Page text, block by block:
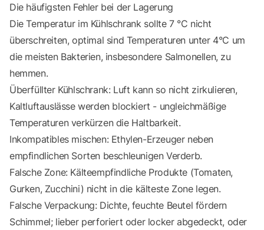
Die häufigsten Fehler bei der Lagerung
Die Temperatur im Kühlschrank sollte 7 °C nicht
überschreiten, optimal sind Temperaturen unter 4°C um
die meisten Bakterien, insbesondere Salmonellen, zu
hemmen.
Überfüllter Kühlschrank: Luft kann so nicht zirkulieren,
Kaltluftauslässe werden blockiert - ungleichmäßige
Temperaturen verkürzen die Haltbarkeit.
Inkompatibles mischen: Ethylen-Erzeuger neben
empfindlichen Sorten beschleunigen Verderb.
Falsche Zone: Kälteempfindliche Produkte (Tomaten,
Gurken, Zucchini) nicht in die kälteste Zone legen.
Falsche Verpackung: Dichte, feuchte Beutel fördern
Schimmel; lieber perforiert oder locker abgedeckt, oder